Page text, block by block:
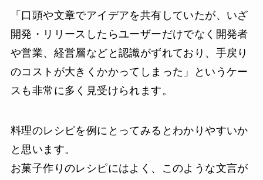
「口頭や文章でアイデアを共有していたが、いざ
開発・リリースしたらユーザーだけでなく開発者
や営業、経営層などと認識がずれており、手戻り
のコストが大きくかかってしまった」というケー
スも非常に多く見受けられます。
料理のレシピを例にとってみるとわかりやすいか
と思います。
お菓子作りのレシピにはよく、このような文言が